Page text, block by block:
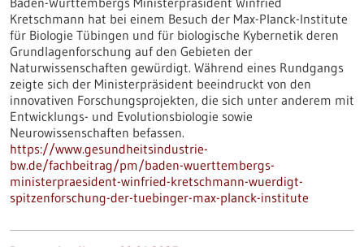
Kretschmann hat bei einem Besuch der Max-Planck-Institute
für Biologie Tübingen und für biologische Kybernetik deren
Grundlagenforschung auf den Gebieten der
Naturwissenschaften gewürdigt. Während eines Rundgangs
zeigte sich der Ministerpräsident beeindruckt von den
innovativen Forschungsprojekten, die sich unter anderem mit
Entwicklungs- und Evolutionsbiologie sowie
Neurowissenschaften befassen.
https://www.gesundheitsindustrie-
bw.de/fachbeitrag/pm/baden-wuerttembergs-
ministerpraesident-winfried-kretschmann-wuerdigt-
spitzenforschung-der-tuebinger-max-planck-institute